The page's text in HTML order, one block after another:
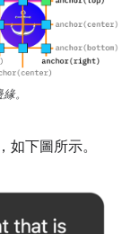
。
下圖所示。